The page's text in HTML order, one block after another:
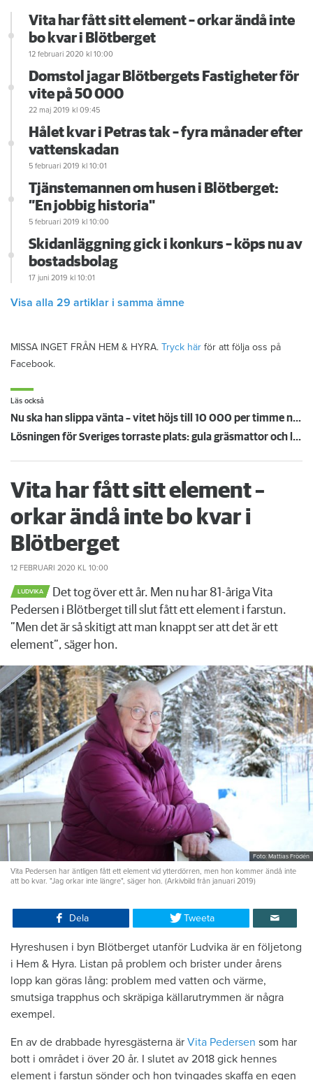
Vita har fått sitt element – orkar ändå inte
bo kvar i Blötberget
12 februari 2020 kl 10:00
Domstol jagar Blötbergets Fastigheter för
vite på 50 000
22 maj 2019 kl 09:45
Hålet kvar i Petras tak – fyra månader efter
vattenskadan
5 februari 2019 kl 10:01
Tjänstemannen om husen i Blötberget:
”En jobbig historia"
5 februari 2019 kl 10:00
Skidanläggning gick i konkurs – köps nu av
bostadsbolag
17 juni 2019 kl 10:01
Visa alla 29 artiklar i samma ämne
MISSA INGET FRÅN HEM & HYRA. Tryck här för att följa oss på
Facebook.
Läs också
Nu ska han slippa vänta – vitet höjs till 10 000 per timme när hissen står still
Lösningen för Sveriges torraste plats: gula gräsmattor och lavendel
Vita har fått sitt element –
orkar ändå inte bo kvar i
Blötberget
12 FEBRUARI 2020 KL 10:00
LUDVIKA
Det tog över ett år. Men nu har 81-åriga Vita
Pedersen i Blötberget till slut fått ett element i farstun.
”Men det är så skitigt att man knappt ser att det är ett
element”, säger hon.
Foto: Mattias Frödén
Vita Pedersen har äntligen fått ett element vid ytterdörren, men hon kommer ändå inte
att bo kvar. "Jag orkar inte längre", säger hon. (Arkivbild från januari 2019)
Dela Tweeta
Hyreshusen i byn Blötberget utanför Ludvika är en följetong
i Hem & Hyra. Listan på problem och brister under årens
lopp kan göras lång: problem med vatten och värme,
smutsiga trapphus och skräpiga källarutrymmen är några
exempel.
En av de drabbade hyresgästerna är Vita Pedersen som har
bott i området i över 20 år. I slutet av 2018 gick hennes
element i farstun sönder och hon tvingades skaffa en egen